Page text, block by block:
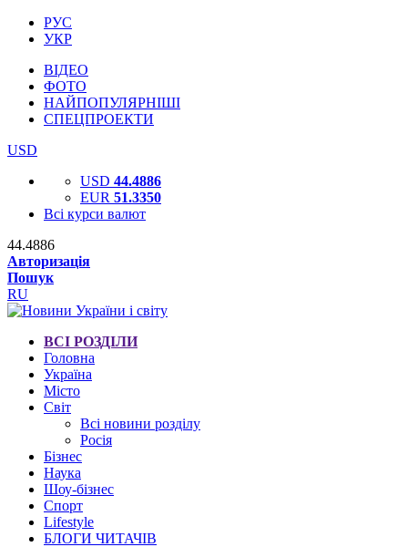
РУС
УКР
ВІДЕО
ФОТО
НАЙПОПУЛЯРНІШІ
СПЕЦПРОЕКТИ
USD
USD 44.4886
EUR 51.3350
Всі курси валют
44.4886
Авторизація
Пошук
RU
ВСІ РОЗДІЛИ
Головна
Україна
Місто
Світ
Всі новини розділу
Росія
Бізнес
Наука
Шоу-бізнес
Спорт
Lifestyle
БЛОГИ ЧИТАЧІВ